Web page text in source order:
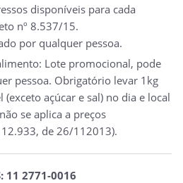
disponíveis para cada
nº 8.537/15.
por qualquer pessoa.
Lote promocional, pode
pessoa. Obrigatório levar 1kg
açúcar e sal) no dia e local
se aplica a preços
de 26/112013).
11 2771-0016